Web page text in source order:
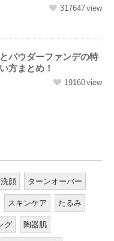
317647
パウダーファンデの特
方まとめ！
19160
洗顔 ターンオーバー
スキンケア たるみ
グ 陶器肌